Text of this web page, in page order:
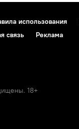
использования
связь Реклама
18+